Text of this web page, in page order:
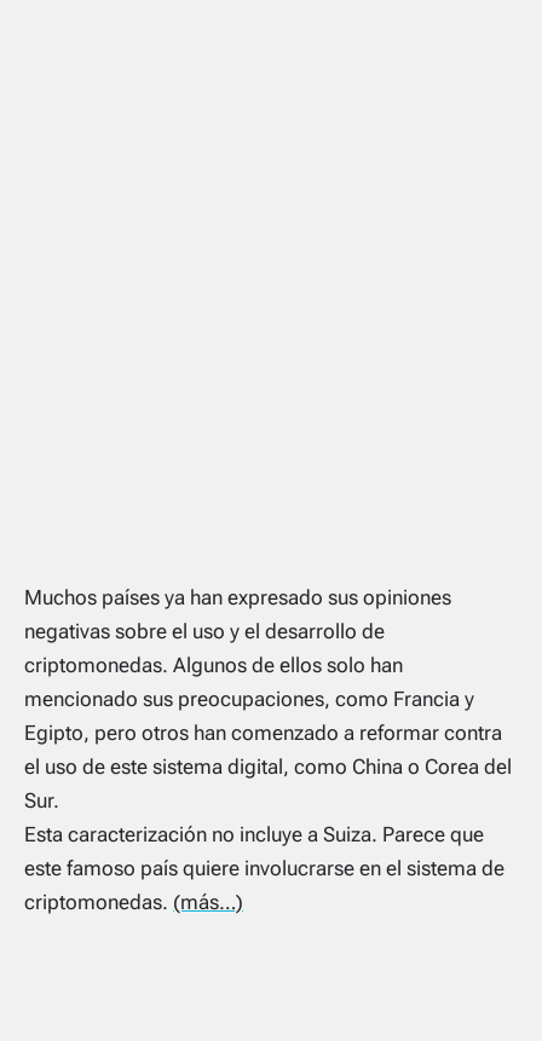
Muchos países ya han expresado sus opiniones
negativas sobre el uso y el desarrollo de
criptomonedas. Algunos de ellos solo han
mencionado sus preocupaciones, como Francia y
Egipto, pero otros han comenzado a reformar contra
el uso de este sistema digital, como China o Corea del
Sur.
Esta caracterización no incluye a Suiza. Parece que
este famoso país quiere involucrarse en el sistema de
criptomonedas. (más…)